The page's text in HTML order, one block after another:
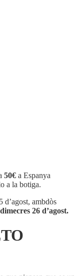
50€ a Espanya
a la botiga.
d’agost, ambdòs
26 d’agost.